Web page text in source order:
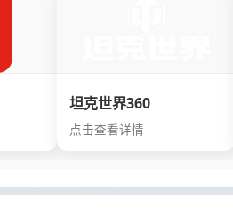
坦克世界360
点击查看详情